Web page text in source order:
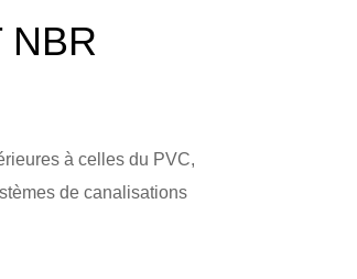
NBR
à celles du PVC,
de canalisations